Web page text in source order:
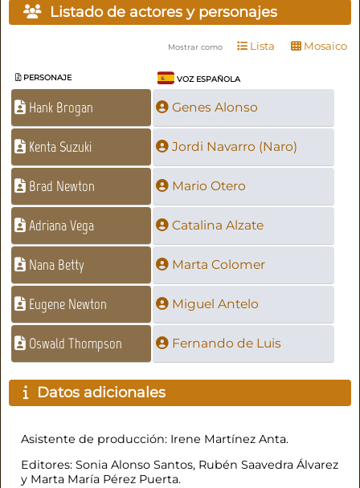
Listado de actores y personajes
Mostrar como Lista Mosaico
PERSONAJE VOZ ESPAÑOLA
Hank Brogan Genes Alonso
Kenta Suzuki Jordi Navarro (Naro)
Brad Newton Mario Otero
Adriana Vega Catalina Alzate
Nana Betty Marta Colomer
Eugene Newton Miguel Antelo
Oswald Thompson Fernando de Luis
Datos adicionales
Asistente de producción: Irene Martínez Anta.
Editores: Sonia Alonso Santos, Rubén Saavedra Álvarez
y Marta María Pérez Puerta.